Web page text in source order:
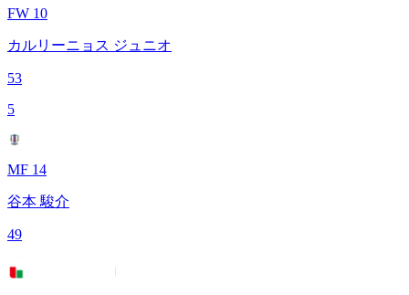
FW 10
カルリーニョス ジュニオ
53
5
MF 14
谷本 駿介
49